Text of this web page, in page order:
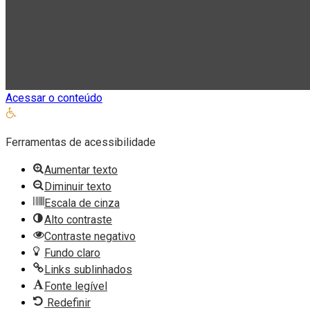
Acessar o conteúdo
Abrir
barra
ferramentas
Ferramentas de acessibilidade
Aumentar texto
Diminuir texto
Escala de cinza
Alto contraste
Contraste negativo
Fundo claro
Links sublinhados
Fonte legível
Redefinir